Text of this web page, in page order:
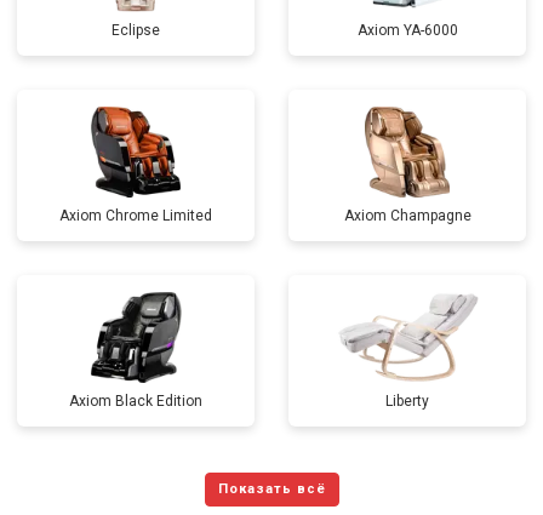
Eclipse Axiom YA-6000
Axiom Chrome Limited Axiom Champagne
Axiom Black Edition Liberty